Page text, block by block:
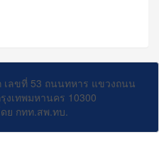
เลขที่ 53 ถนนทหาร แขวงถนน
งเทพมหานคร 10300
ย กทท.สพ.ทบ.